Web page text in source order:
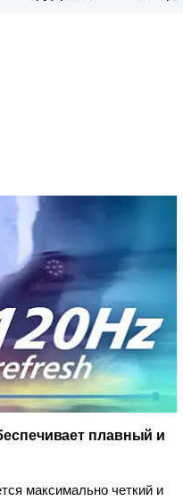
плавный и
максимально четкий и